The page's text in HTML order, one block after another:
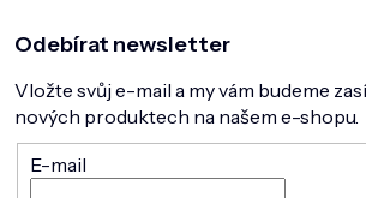
Odebírat newsletter
Vložte svůj e-mail a my vám budeme
nových produktech na našem e-shopu.
E-mail